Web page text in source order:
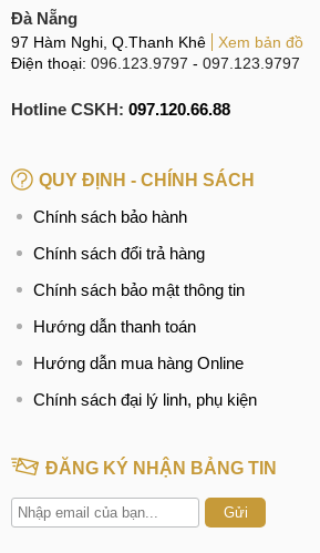
Đà Nẵng
97 Hàm Nghi, Q.Thanh Khê
Xem bản đồ
Điện thoại: 096.123.9797 - 097.123.9797
Hotline CSKH: 097.120.66.88
QUY ĐỊNH - CHÍNH SÁCH
Chính sách bảo hành
Chính sách đổi trả hàng
Chính sách bảo mật thông tin
Hướng dẫn thanh toán
Hướng dẫn mua hàng Online
Chính sách đại lý linh, phụ kiện
ĐĂNG KÝ NHẬN BẢNG TIN
Gửi